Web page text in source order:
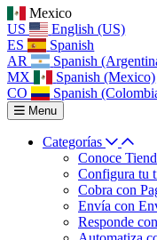
Mexico
US
English (US)
ES
Spanish
AR
Spanish
MX
Spanish (Mexico)
CO
Spanish
Menu
Categorías
Conoce
Configura tu
Cobra con
Envía con
Responde